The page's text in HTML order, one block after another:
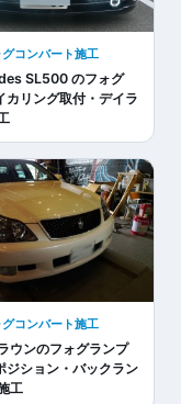
コンバート施工
SL500 のフォグ
カリング取付・デイラ
コンバート施工
ウンのフォグランプ
ジション・バックラン
工